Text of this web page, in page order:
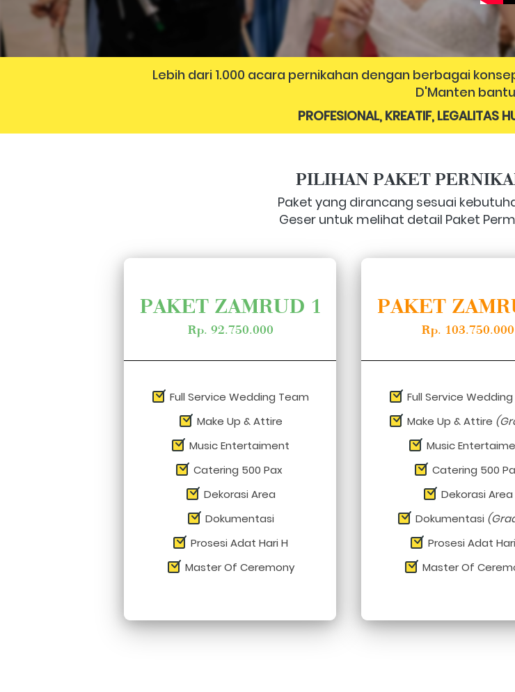
Lebih dari 1.000 acara pernikahan dengan berbagai
D'Manten
PROFESIONAL, KREATIF, LEGALITAS
PILIHAN PAKET
Paket yang dirancang sesuai
Geser untuk melihat detail Paket
PAKET ZAMRUD 1
Rp. 92.750.000
Full Service Wedding Team
Make Up & Attire
Music Entertaiment
Catering 500 Pax
Dekorasi Area
Dokumentasi
Prosesi Adat Hari H
Master Of Ceremony
PAKET
Rp. 103.750.000
Full Service
Make Up & Attire
Music
Catering 500
Dekorasi Area
Dokumentasi
Prosesi Adat
Master Of